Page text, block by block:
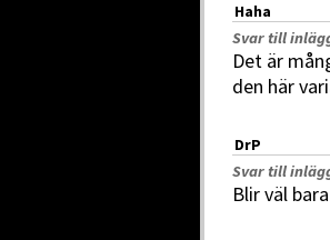
Haha
Svar till
Det är
den här
DrP
Svar till
Blir väl